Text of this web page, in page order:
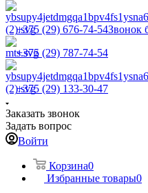
+375 (29) 676-74-54Звонок
+375 (29) 787-74-54
+375 (29) 133-30-47
Заказать звонок
Задать вопрос
Войти
Корзина0
Избранные товары0